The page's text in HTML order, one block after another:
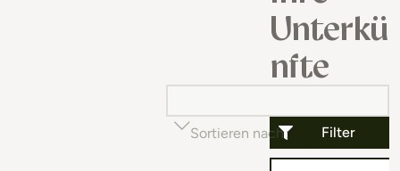
Unterkü
nfte
Filter
Sortieren nach Beliebtheit